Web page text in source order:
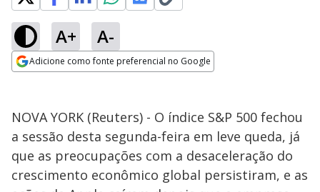
A+ A-
Adicione como fonte preferencial no Google
NOVA YORK (Reuters) - O índice S&P 500 fechou
a sessão desta segunda-feira em leve queda, já
que as preocupações com a desaceleração do
crescimento econômico global persistiram, e as